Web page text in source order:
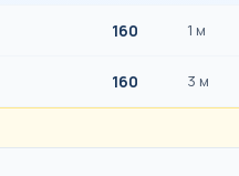
160 1 м
160 3 м